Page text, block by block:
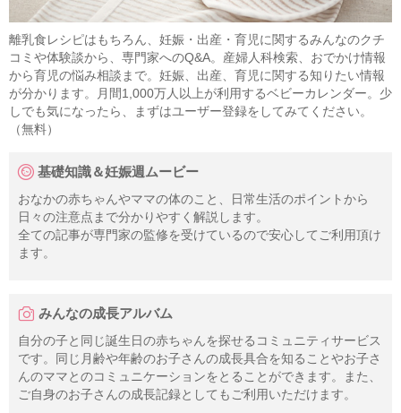
離乳食レシピはもちろん、妊娠・出産・育児に関するみんなのクチ
コミや体験談から、専門家へのQ&A。産婦人科検索、おでかけ情報
から育児の悩み相談まで。妊娠、出産、育児に関する知りたい情報
が分かります。月間1,000万人以上が利用するベビーカレンダー。少
しでも気になったら、まずはユーザー登録をしてみてください。
（無料）
基礎知識＆妊娠週ムービー
おなかの赤ちゃんやママの体のこと、日常生活のポイントから
日々の注意点まで分かりやすく解説します。
全ての記事が専門家の監修を受けているので安心してご利用頂け
ます。
みんなの成長アルバム
自分の子と同じ誕生日の赤ちゃんを探せるコミュニティサービス
です。同じ月齢や年齢のお子さんの成長具合を知ることやお子さ
んのママとのコミュニケーションをとることができます。また、
ご自身のお子さんの成長記録としてもご利用いただけます。